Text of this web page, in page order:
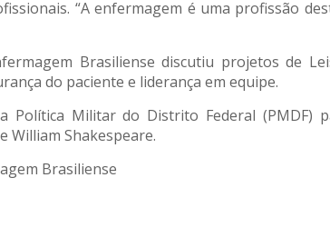
“A enfermagem é uma profissão
Brasiliense discutiu projetos de
do paciente e liderança em equipe.
Militar do Distrito Federal (PMDF)
William Shakespeare.
Brasiliense